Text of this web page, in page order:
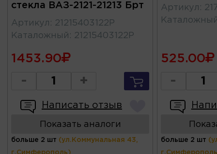
стекла ВАЗ-2121-21213 Брт
Артикул : 21215403122Р
Каталожный : 21215403122Р
1453.90
- +
Написать отзыв
Показать аналоги
больше 2 шт (ул.Коммунальная 43,
г.Симферополь)
Артикул :
525.00
-
больше 2 шт